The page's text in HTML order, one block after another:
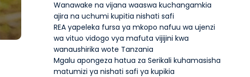
Wanawake na vijana waaswa kuchangamkia
ajira na uchumi kupitia nishati safi
REA yapeleka fursa ya mkopo nafuu wa ujenzi
wa vituo vidogo vya mafuta vijijini kwa
wanaushirika wote Tanzania
Mgalu apongeza hatua za Serikali kuhamasisha
matumizi ya nishati safi ya kupikia